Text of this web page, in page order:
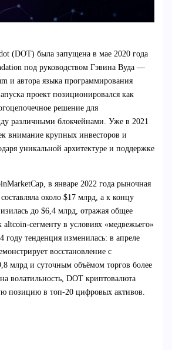
(DOT) была запущена в мае 2020 года
под руководством Гэвина Вуда —
и автора языка программирования
проект позиционировался как
решение для
различными блокчейнами. Уже в 2021
внимание крупных инвесторов и
уникальной архитектуре и поддержке
в январе 2022 года рыночная
около $17 млрд, а к концу
до $6,4 млрд, отражая общее
altcoin-сегменту в условиях «медвежьего»
году тенденция изменилась: в апреле
восстановление с
млрд и суточным объёмом торгов более
волатильность, DOT криптовалюта
позицию в топ-20 цифровых активов.